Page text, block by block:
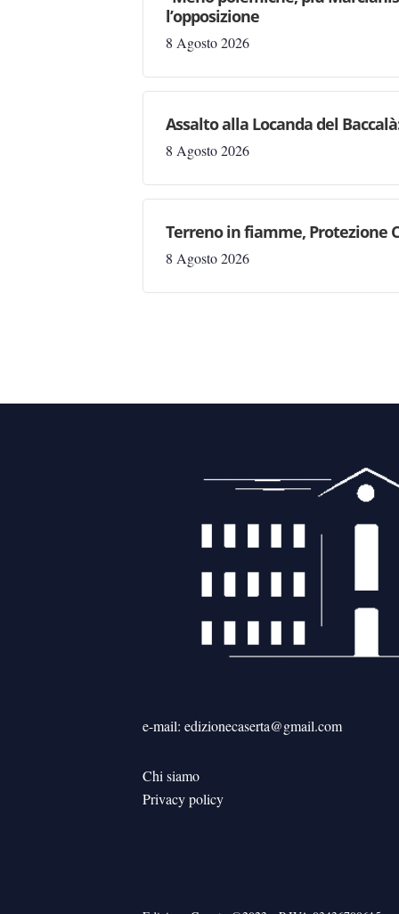
l’opposizione
8 Agosto 2026
Assalto alla Locanda del
8 Agosto 2026
Terreno in fiamme, Protezione
8 Agosto 2026
e-mail: edizionecaserta@gmail.com
Chi siamo
Privacy policy